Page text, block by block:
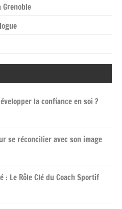
Grenoble
la confiance en soi ?
se réconcilier avec son image
: Le Rôle Clé du Coach Sportif